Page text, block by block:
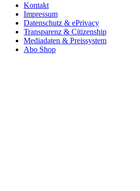
Kontakt
Impressum
Datenschutz & ePrivacy
Transparenz & Citizenship
Mediadaten & Preissystem
Abo Shop